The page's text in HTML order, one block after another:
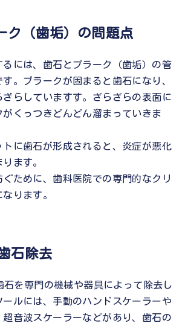
ク（歯垢）の問題点
るには、歯石とプラーク（歯垢）の管
。プラークが固まると歯石になり、
ざらしていますす。ざらざらの表面に
がくっつきどんどん溜まっていきま
トに歯石が形成されると、炎症が悪化
ます。
ぐために、歯科医院での専門的なクリ
ります。
石除去
石を専門の機械や器具によって除去し
ールには、手動のハンドスケーラーや
超音波スケーラーなどがあり、歯石の